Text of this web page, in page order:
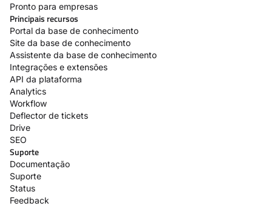
Pronto para empresas
Principais recursos
Portal da base de conhecimento
Site da base de conhecimento
Assistente da base de conhecimento
Integrações e extensões
API da plataforma
Analytics
Workflow
Deflector de tickets
Drive
SEO
Suporte
Documentação
Suporte
Status
Feedback